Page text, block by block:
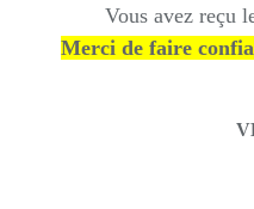
Vous avez reçu
Merci de faire